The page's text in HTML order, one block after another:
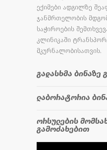
ექიმები ადგილზე
ჯანმრთელობის
საჭიროების
კლინიკაში
მკურნალობისათვის.
გადასხმა ბინაზე
ლაბორატორია
ორსულების
გამოძახებით